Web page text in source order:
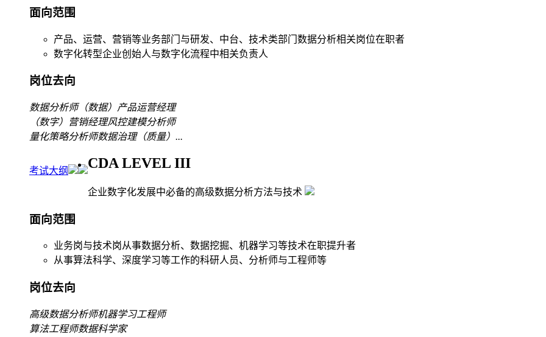
面向范围
产品、运营、营销等业务部门与研发、中台、技术类部门数据分析相关岗位在职者
数字化转型企业创始人与数字化流程中相关负责人
岗位去向
数据分析师（数据）产品运营经理
（数字）营销经理风控建模分析师
量化策略分析师数据治理（质量） ...
考试大纲 CDA LEVEL III
企业数字化发展中必备的高级数据分析方法与技术
面向范围
业务岗与技术岗从事数据分析、数据挖掘、机器学习等技术在职提升者
从事算法科学、深度学习等工作的科研人员、分析师与工程师等
岗位去向
高级数据分析师机器学习工程师
算法工程师数据科学家